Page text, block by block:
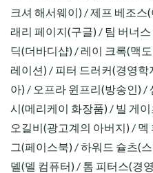
크셔 해서웨이) / 제프 베조
래리 페이지(구글) / 팀 버너
딕(더바디샵) / 레이 크록(맥
레이션) / 피터 드러커(경영
아) / 오프라 윈프리(방송인) /
시(메리케이 화장품) / 빌 게
오길비(광고계의 아버지) /
그(페이스북) / 하워드 슐츠(
델(델 컴퓨터) / 톰 피터스(경